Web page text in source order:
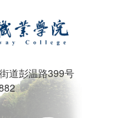
道彭温路399号